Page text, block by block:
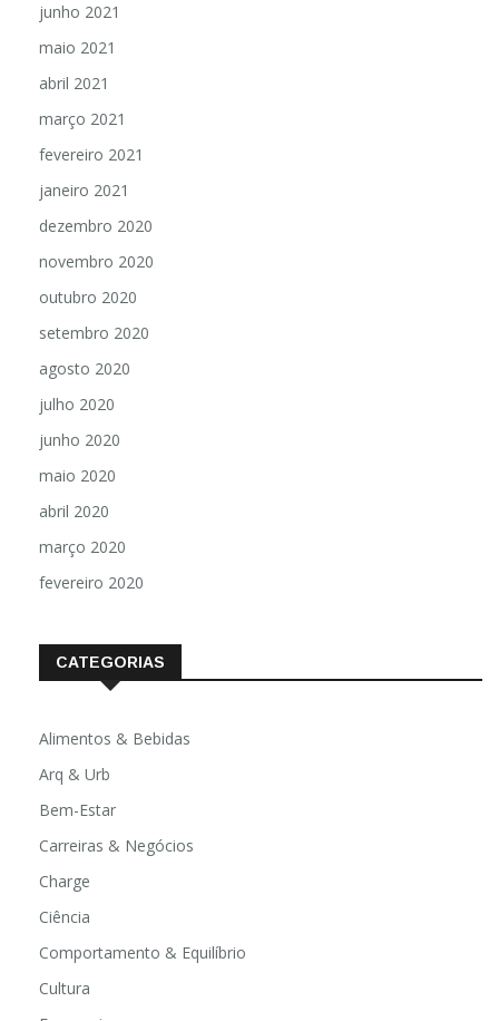
junho 2021
maio 2021
abril 2021
março 2021
fevereiro 2021
janeiro 2021
dezembro 2020
novembro 2020
outubro 2020
setembro 2020
agosto 2020
julho 2020
junho 2020
maio 2020
abril 2020
março 2020
fevereiro 2020
CATEGORIAS
Alimentos & Bebidas
Arq & Urb
Bem-Estar
Carreiras & Negócios
Charge
Ciência
Comportamento & Equilíbrio
Cultura